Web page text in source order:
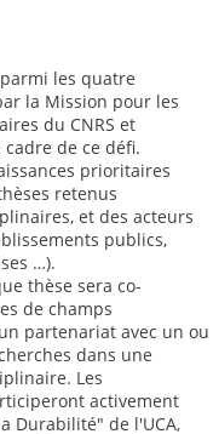
les quatre
la Mission pour les
du CNRS et
de ce défi.
prioritaires
retenus
et des acteurs
publics,
…).
thèse sera co-
de champs
partenariat avec un ou
dans une
Les
activement
Durabilité" de l'UCA,